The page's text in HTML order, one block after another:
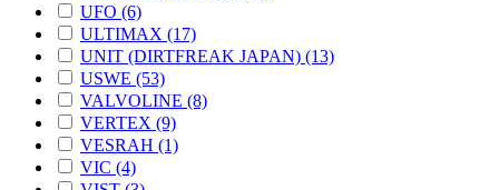
UFO (6)
ULTIMAX (17)
UNIT (DIRTFREAK JAPAN) (13)
USWE (53)
VALVOLINE (8)
VERTEX (9)
VESRAH (1)
VIC (4)